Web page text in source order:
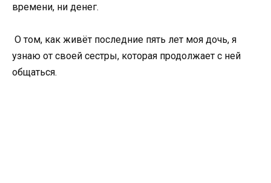
времени, ни денег.
О том, как живёт последние пять лет моя дочь, я
узнаю от своей сестры, которая продолжает с ней
общаться.